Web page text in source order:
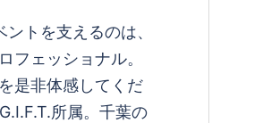
トを支えるのは、
フェッショナル。
是非体感してくだ
所属。千葉の